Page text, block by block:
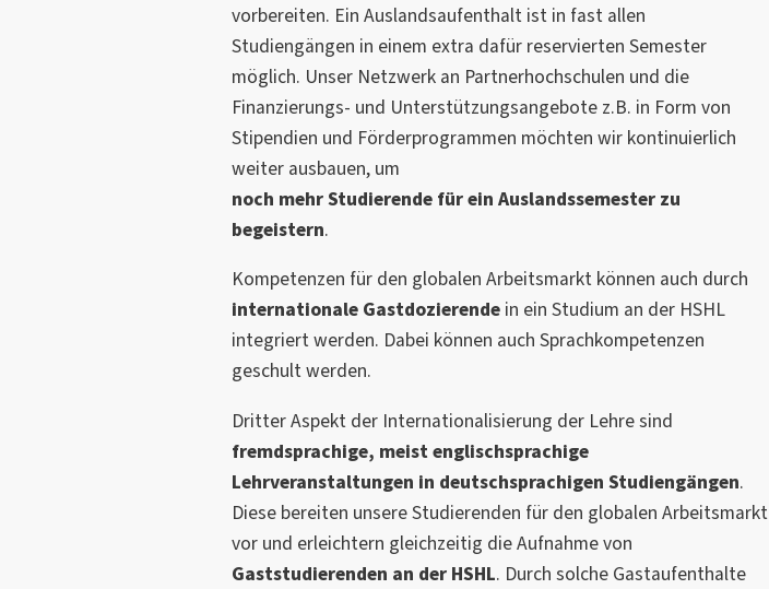
vorbereiten. Ein Auslandsaufenthalt ist in fast allen
Studiengängen in einem extra dafür reservierten Semester
möglich. Unser Netzwerk an Partnerhochschulen und die
Finanzierungs- und Unterstützungsangebote z.B. in Form von
Stipendien und Förderprogrammen möchten wir kontinuierlich
weiter ausbauen, um
noch mehr Studierende für ein Auslandssemester zu
begeistern.
Kompetenzen für den globalen Arbeitsmarkt können auch durch
internationale Gastdozierendein ein Studium an der HSHL
integriert werden. Dabei können auch Sprachkompetenzen
geschult werden.
Dritter Aspekt der Internationalisierung der Lehre sind
fremdsprachige, meist englischsprachige
Lehrveranstaltungen in deutschsprachigen Studiengängen.
Diese bereiten unsere Studierenden für den globalen Arbeitsmarkt
vor und erleichtern gleichzeitig die Aufnahme von
Gaststudierenden an der HSHL. Durch solche Gastaufenthalte